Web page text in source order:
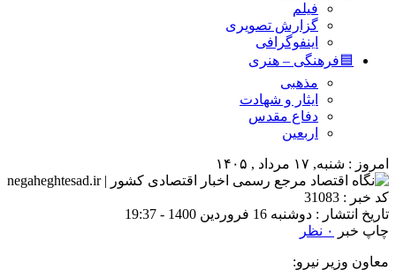
فیلم
گزارش تصویری
اینفوگرافی
🟦فرهنگی – هنری
مذهبی
ایثار و شهادت
دفاع مقدس
اربعین
امروز : شنبه, ۱۷ مرداد , ۱۴۰۵
کد خبر : 31083
تاریخ انتشار : دوشنبه 16 فروردین 1400 - 19:37
چاپ خبر
۰ نظر
معاون وزیر نیرو: